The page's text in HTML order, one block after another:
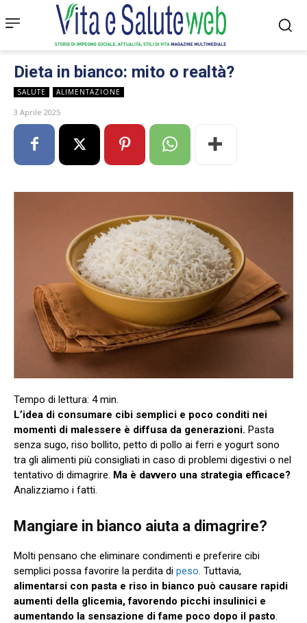
Dieta in bianco: mito o realtà?
SALUTE ALIMENTAZIONE
3 Aprile 2025
L’idea di consumare cibi semplici e poco conditi nei
momenti di malessere è diffusa da generazioni. Pasta
senza sugo, riso bollito, petto di pollo ai ferri e yogurt sono
tra gli alimenti più consigliati in caso di problemi digestivi o nel
tentativo di dimagrire. Ma è davvero una strategia efficace?
Analizziamo i fatti.
Mangiare in bianco aiuta a dimagrire?
Molti pensano che eliminare condimenti e preferire cibi
semplici possa favorire la perdita di peso. Tuttavia,
alimentarsi con pasta e riso in bianco può causare rapidi
aumenti della glicemia, favorendo picchi insulinici e
aumentando la sensazione di fame poco dopo il pasto.